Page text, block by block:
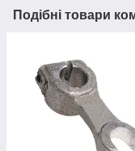
Подібні товари